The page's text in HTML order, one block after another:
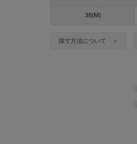
38(M)
採寸方法について ＞